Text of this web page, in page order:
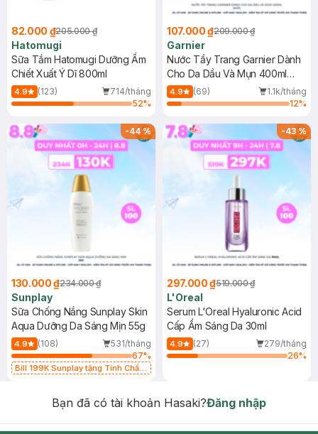
82.000 ₫205.000 ₫
Hatomugi
Sữa Tắm Hatomugi Dưỡng Ẩm
Chiết Xuất Ý Dĩ 800ml
4.9 (123)
714/tháng
52%
107.000 ₫209.000 ₫
Garnier
Nước Tẩy Trang Garnier Dành
Cho Da Dầu Và Mụn 400ml
(Mới)
4.9 (69)
1.1k/tháng
12%
-44%
130.000 ₫234.000 ₫
Sunplay
Sữa Chống Nắng Sunplay Skin
Aqua Dưỡng Da Sáng Mịn 55g
4.9 (108)
531/tháng
67%
Bill 199K Sunplay tặng Tinh Chất
-43%
297.000 ₫519.000 ₫
L'Oreal
Serum L'Oreal Hyaluronic Acid
Cấp Ẩm Sáng Da 30ml
4.9 (27)
279/tháng
26%
Bạn đã có tài khoản Hasaki?Đăng nhập